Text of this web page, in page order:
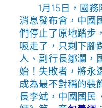
1月15日，國
消息發布會，中國
們停止了原地踏步
吸走了，只剩下腳
人、副行長鄒瀾，
始！失敗者，將永
成為最不對稱的裝
長李斌，中國國民